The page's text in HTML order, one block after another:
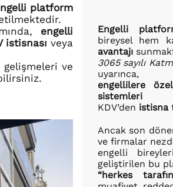
platform
engelli
istisnası veya
gelişmeleri ve
Engelli
bireysel hem
avantajı
3065 sayılı
uyarınca,
engellilere
sistemleri
KDV’den istisna
Ancak son
ve firmalar
engelli
geliştirilen bu
“herkes